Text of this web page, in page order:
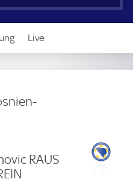
Live
RAUS